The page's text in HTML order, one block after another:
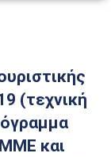
(τεχνική
και